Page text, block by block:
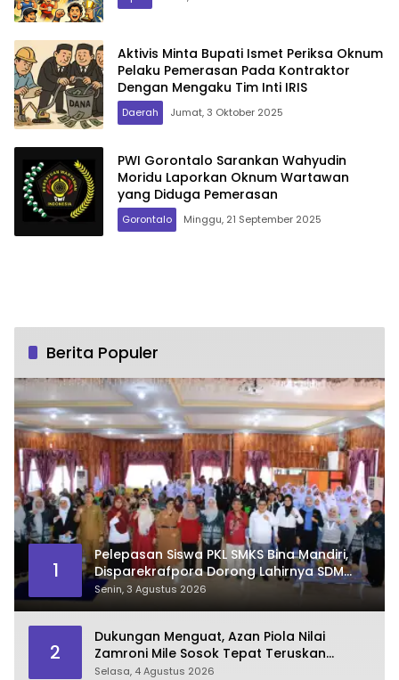
Aktivis Minta Bupati Ismet Periksa Oknum
Pelaku Pemerasan Pada Kontraktor
Dengan Mengaku Tim Inti IRIS
Daerah Jumat, 3 Oktober 2025
PWI Gorontalo Sarankan Wahyudin
Moridu Laporkan Oknum Wartawan
yang Diduga Pemerasan
Gorontalo Minggu, 21 September 2025
Berita Populer
1
Pelepasan Siswa PKL SMKS Bina Mandiri,
Disparekrafpora Dorong Lahirnya SDM
Pariwisata Unggul
Senin, 3 Agustus 2026
2
Dukungan Menguat, Azan Piola Nilai
Zamroni Mile Sosok Tepat Teruskan
Pembangunan Bone Bolango
Selasa, 4 Agustus 2026